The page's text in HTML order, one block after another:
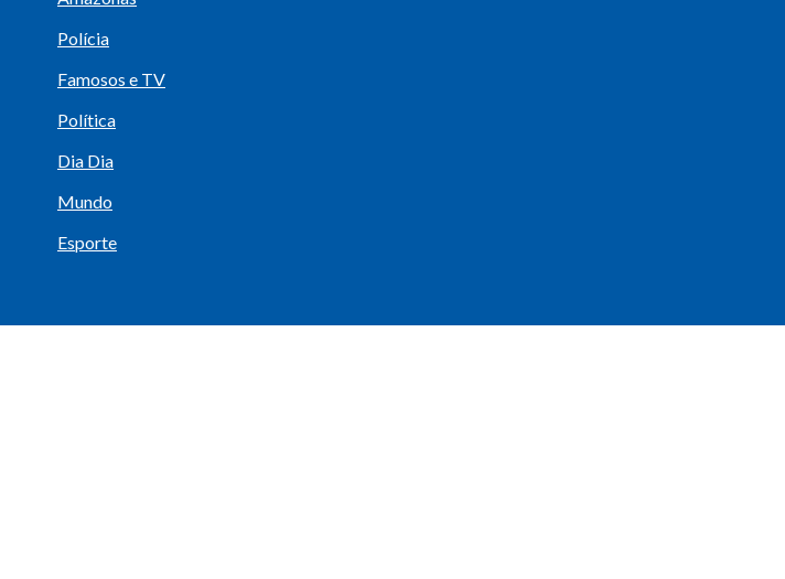
Polícia
Famosos e TV
Política
Dia Dia
Mundo
Esporte